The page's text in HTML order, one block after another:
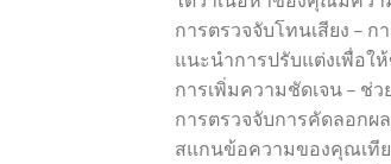
การตรวจจับโทนเสียง –
แนะนำการปรับแต่งเพื่อ
การเพิ่มความชัดเจน – ช่
การตรวจจับการคัดลอกผ
สแกนข้อความของคุณเที